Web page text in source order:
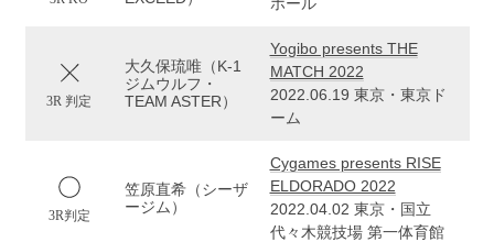
3R 判定
大久保琉唯（K-1
ジムウルフ・
TEAM ASTER）
Yogibo presents THE
MATCH 2022
2022.06.19 東京・東京ド
ーム
3R判定
笠原直希（シーザ
ージム）
Cygames presents RISE
ELDORADO 2022
2022.04.02 東京・国立
代々木競技場 第一体育館